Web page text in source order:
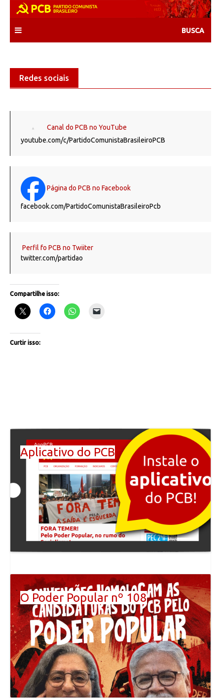
content
Redes sociais
Canal do PCB no YouTube
youtube.com/c/PartidoComunistaBrasileiroPCB
Página do PCB no Facebook
facebook.com/PartidoComunistaBrasileiroPcb
Perfil fo PCB no Twiiter
twitter.com/partidao
Compartilhe isso:
Curtir isso:
Aplicativo do PCB
O Poder Popular nº 108